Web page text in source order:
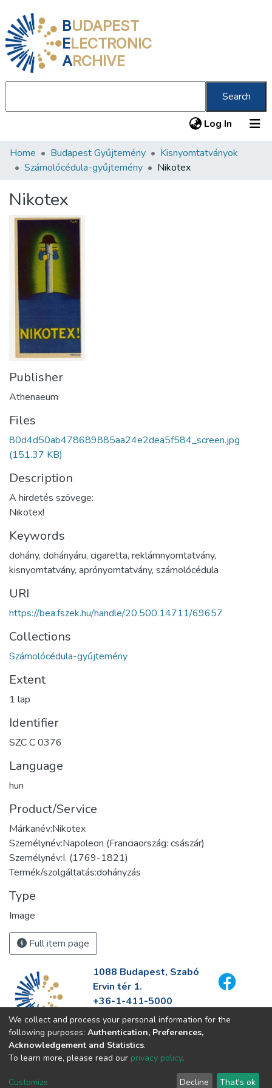
BUDAPEST
ELECTRONIC
ARCHIVE
Search
Log In (current)
Communities & Collections
Statistics
About us
Home Budapest Gyűjtemény
Kisnyomtatványok
Számolócédula-gyűjtemény
Nikotex
Nikotex
Publisher
Athenaeum
Files
80d4d50ab478689885aa24e2dea5f584_screen.jpg
(151.37 KB)
Description
A hirdetés szövege:
Nikotex!
Keywords
dohány, dohányáru, cigaretta, reklámnyomtatvány,
kisnyomtatvány, aprónyomtatvány, számolócédula
URI
https://bea.fszek.hu/handle/20.500.14711/69657
Collections
Számolócédula-gyűjtemény
Extent
1 lap
Identifier
SZC C 0376
Language
hun
Product/Service
Márkanév:Nikotex
Személynév:Napoleon (Franciaország: császár)
Személynév:I. (1769-1821)
Termék/szolgáltatás:dohányzás
Type
Image
Full item page
1088 Budapest, Szabó
Ervin tér 1.
+36-1-411-5000
info@fszek.hu
https://fszek.hu
We collect and process your personal information for the
following purposes: Authentication, Preferences,
Acknowledgement and Statistics.
To learn more, please read our privacy policy.
Customize Decline That's ok